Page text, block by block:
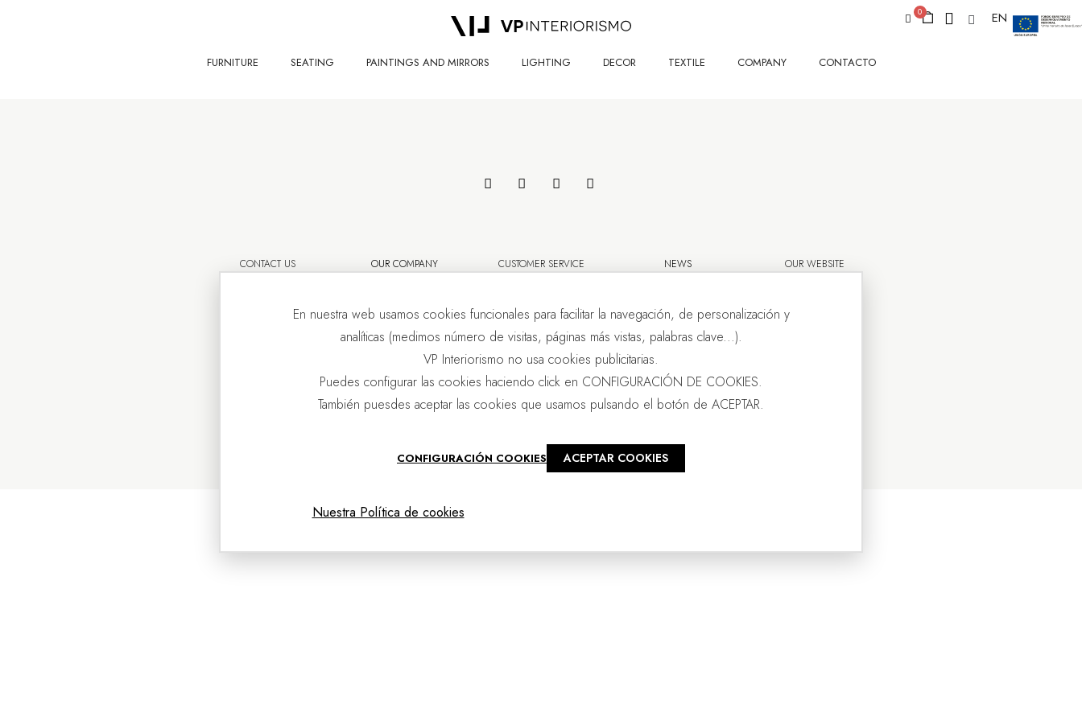
EN
FURNITURE SEATING PAINTINGS AND MIRRORS LIGHTING DECOR TEXTILE COMPANY CONTACTO
CONTACT US OUR COMPANY CUSTOMER SERVICE NEWS OUR WEBSITE
En nuestra web usamos cookies funcionales para facilitar la navegación, de personalización y
analíticas (medimos número de visitas, páginas más vistas, palabras clave...).
VP Interiorismo no usa cookies publicitarias.
Puedes configurar las cookies haciendo click en CONFIGURACIÓN DE COOKIES.
También puesdes aceptar las cookies que usamos pulsando el botón de ACEPTAR.
CONFIGURACIÓN COOKIES ACEPTAR COOKIES
Nuestra Política de cookies